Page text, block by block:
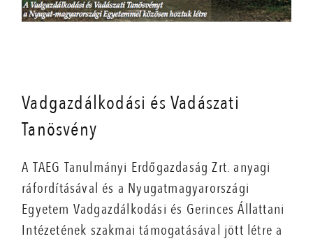
Vadgazdálkodási és Vadászati
Tanösvény
A TAEG Tanulmányi Erdőgazdaság Zrt. anyagi
ráfordításával és a Nyugatmagyarországi
Egyetem Vadgazdálkodási és Gerinces Állattani
Intézetének szakmai támogatásával jött létre a